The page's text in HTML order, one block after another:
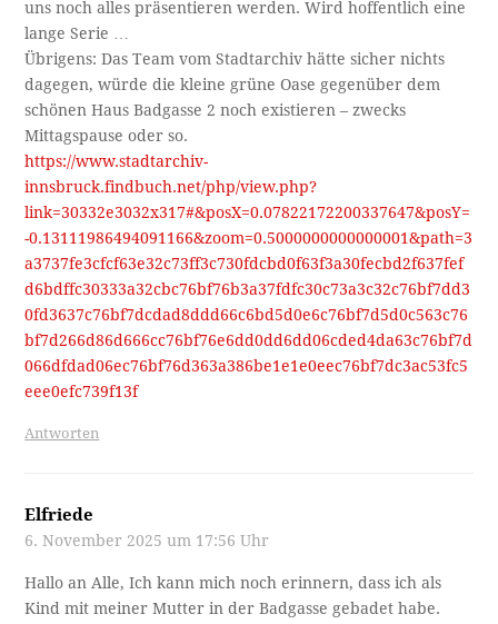
uns noch alles präsentieren werden. Wird hoffentlich eine
lange Serie …
Übrigens: Das Team vom Stadtarchiv hätte sicher nichts
dagegen, würde die kleine grüne Oase gegenüber dem
schönen Haus Badgasse 2 noch existieren – zwecks
Mittagspause oder so.
https://www.stadtarchiv-
innsbruck.findbuch.net/php/view.php?
link=30332e3032x317#&posX=0.07822172200337647&posY=
-0.13111986494091166&zoom=0.5000000000000001&path=3
a3737fe3cfcf63e32c73ff3c730fdcbd0f63f3a30fecbd2f637fef
d6bdffc30333a32cbc76bf76b3a37fdfc30c73a3c32c76bf7dd3
0fd3637c76bf7dcdad8ddd66c6bd5d0e6c76bf7d5d0c563c76
bf7d266d86d666cc76bf76e6dd0dd6dd06cded4da63c76bf7d
066dfdad06ec76bf76d363a386be1e1e0eec76bf7dc3ac53fc5
eee0efc739f13f
Antworten
Elfriede
6. November 2025 um 17:56 Uhr
Hallo an Alle, Ich kann mich noch erinnern, dass ich als
Kind mit meiner Mutter in der Badgasse gebadet habe.